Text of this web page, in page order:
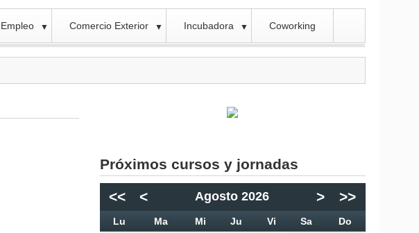
Empleo ▼ Comercio Exterior ▼ Incubadora ▼ Coworking
Próximos cursos y jornadas
<< < Agosto 2026 > >>
Lu Ma Mi Ju Vi Sa Do